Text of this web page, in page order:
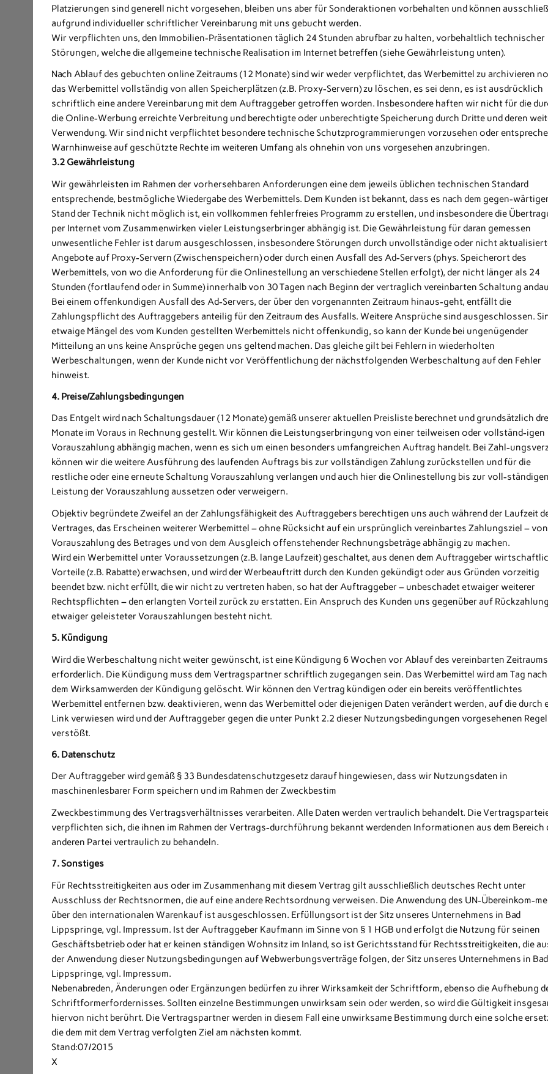
Platzierungen sind generell nicht vorgesehen, bleiben uns aber für Sonderaktionen vorbehalten und können
aufgrund individueller schriftlicher Vereinbarung mit uns gebucht werden.
Wir verpflichten uns, den Immobilien-Präsentationen täglich 24 Stunden abrufbar zu halten, vorbehaltlich technischer
Störungen, welche die allgemeine technische Realisation im Internet betreffen (siehe Gewährleistung unten).
Nach Ablauf des gebuchten online Zeitraums (12 Monate) sind wir weder verpflichtet, das Werbemittel zu archivieren
das Werbemittel vollständig von allen Speicherplätzen (z.B. Proxy-Servern) zu löschen, es sei denn, es ist ausdrücklich
schriftlich eine andere Vereinbarung mit dem Auftraggeber getroffen worden. Insbesondere haften wir nicht für die
die Online-Werbung erreichte Verbreitung und berechtigte oder unberechtigte Speicherung durch Dritte und deren
Verwendung. Wir sind nicht verpflichtet besondere technische Schutzprogrammierungen vorzusehen oder
Warnhinweise auf geschützte Rechte im weiteren Umfang als ohnehin von uns vorgesehen anzubringen.
3.2 Gewährleistung
Wir gewährleisten im Rahmen der vorhersehbaren Anforderungen eine dem jeweils üblichen technischen Standard
entsprechende, bestmögliche Wiedergabe des Werbemittels. Dem Kunden ist bekannt, dass es nach dem gegen-
Stand der Technik nicht möglich ist, ein vollkommen fehlerfreies Programm zu erstellen, und insbesondere die
per Internet vom Zusammenwirken vieler Leistungserbringer abhängig ist. Die Gewährleistung für daran gemessen
unwesentliche Fehler ist darum ausgeschlossen, insbesondere Störungen durch unvollständige oder nicht
Angebote auf Proxy-Servern (Zwischenspeichern) oder durch einen Ausfall des Ad-Servers (phys. Speicherort des
Werbemittels, von wo die Anforderung für die Onlinestellung an verschiedene Stellen erfolgt), der nicht länger als 24
Stunden (fortlaufend oder in Summe) innerhalb von 30 Tagen nach Beginn der vertraglich vereinbarten Schaltung
Bei einem offenkundigen Ausfall des Ad-Servers, der über den vorgenannten Zeitraum hinaus-geht, entfällt die
Zahlungspflicht des Auftraggebers anteilig für den Zeitraum des Ausfalls. Weitere Ansprüche sind ausgeschlossen.
etwaige Mängel des vom Kunden gestellten Werbemittels nicht offenkundig, so kann der Kunde bei ungenügender
Mitteilung an uns keine Ansprüche gegen uns geltend machen. Das gleiche gilt bei Fehlern in wiederholten
Werbeschaltungen, wenn der Kunde nicht vor Veröffentlichung der nächstfolgenden Werbeschaltung auf den Fehler
hinweist.
4. Preise/Zahlungsbedingungen
Das Entgelt wird nach Schaltungsdauer (12 Monate) gemäß unserer aktuellen Preisliste berechnet und grundsätzlich
Monate im Voraus in Rechnung gestellt. Wir können die Leistungserbringung von einer teilweisen oder vollständ-igen
Vorauszahlung abhängig machen, wenn es sich um einen besonders umfangreichen Auftrag handelt. Bei Zahl-
können wir die weitere Ausführung des laufenden Auftrags bis zur vollständigen Zahlung zurückstellen und für die
restliche oder eine erneute Schaltung Vorauszahlung verlangen und auch hier die Onlinestellung bis zur voll-ständigen
Leistung der Vorauszahlung aussetzen oder verweigern.
Objektiv begründete Zweifel an der Zahlungsfähigkeit des Auftraggebers berechtigen uns auch während der Laufzeit
Vertrages, das Erscheinen weiterer Werbemittel – ohne Rücksicht auf ein ursprünglich vereinbartes Zahlungsziel –
Vorauszahlung des Betrages und von dem Ausgleich offenstehender Rechnungsbeträge abhängig zu machen.
Wird ein Werbemittel unter Voraussetzungen (z.B. lange Laufzeit) geschaltet, aus denen dem Auftraggeber
Vorteile (z.B. Rabatte) erwachsen, und wird der Werbeauftritt durch den Kunden gekündigt oder aus Gründen vorzeitig
beendet bzw. nicht erfüllt, die wir nicht zu vertreten haben, so hat der Auftraggeber – unbeschadet etwaiger weiterer
Rechtspflichten – den erlangten Vorteil zurück zu erstatten. Ein Anspruch des Kunden uns gegenüber auf Rückzahlung
etwaiger geleisteter Vorauszahlungen besteht nicht.
5. Kündigung
Wird die Werbeschaltung nicht weiter gewünscht, ist eine Kündigung 6 Wochen vor Ablauf des vereinbarten Zeitraums
erforderlich. Die Kündigung muss dem Vertragspartner schriftlich zugegangen sein. Das Werbemittel wird am Tag nach
dem Wirksamwerden der Kündigung gelöscht. Wir können den Vertrag kündigen oder ein bereits veröffentlichtes
Werbemittel entfernen bzw. deaktivieren, wenn das Werbemittel oder diejenigen Daten verändert werden, auf die durch
Link verwiesen wird und der Auftraggeber gegen die unter Punkt 2.2 dieser Nutzungsbedingungen vorgesehenen
verstößt.
6. Datenschutz
Der Auftraggeber wird gemäß § 33 Bundesdatenschutzgesetz darauf hingewiesen, dass wir Nutzungsdaten in
maschinenlesbarer Form speichern und im Rahmen der Zweckbestim
Zweckbestimmung des Vertragsverhältnisses verarbeiten. Alle Daten werden vertraulich behandelt. Die
verpflichten sich, die ihnen im Rahmen der Vertrags-durchführung bekannt werdenden Informationen aus dem Bereich
anderen Partei vertraulich zu behandeln.
7. Sonstiges
Für Rechtsstreitigkeiten aus oder im Zusammenhang mit diesem Vertrag gilt ausschließlich deutsches Recht unter
Ausschluss der Rechtsnormen, die auf eine andere Rechtsordnung verweisen. Die Anwendung des UN-Übereinkom-
über den internationalen Warenkauf ist ausgeschlossen. Erfüllungsort ist der Sitz unseres Unternehmens in Bad
Lippspringe, vgl. Impressum. Ist der Auftraggeber Kaufmann im Sinne von § 1 HGB und erfolgt die Nutzung für seinen
Geschäftsbetrieb oder hat er keinen ständigen Wohnsitz im Inland, so ist Gerichtsstand für Rechtsstreitigkeiten, die
der Anwendung dieser Nutzungsbedingungen auf Webwerbungsverträge folgen, der Sitz unseres Unternehmens in Bad
Lippspringe, vgl. Impressum.
Nebenabreden, Änderungen oder Ergänzungen bedürfen zu ihrer Wirksamkeit der Schriftform, ebenso die Aufhebung
Schriftformerfordernisses. Sollten einzelne Bestimmungen unwirksam sein oder werden, so wird die Gültigkeit
hiervon nicht berührt. Die Vertragspartner werden in diesem Fall eine unwirksame Bestimmung durch eine solche
die dem mit dem Vertrag verfolgten Ziel am nächsten kommt.
Stand:07/2015
X